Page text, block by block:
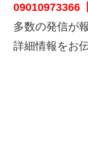
09010973366
多数の発信が
詳細情報をお